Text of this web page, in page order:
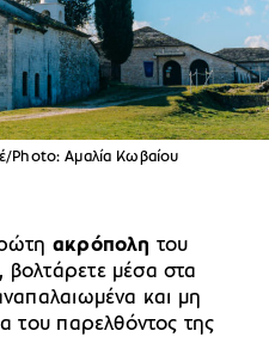
Photo: Αμαλία Κωβαίου
ακρόπολη του
, βολτάρετε μέσα στα
και μη
του παρελθόντος της